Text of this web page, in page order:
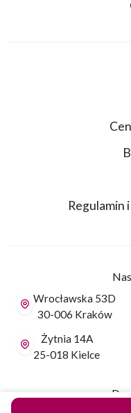
Regulamin
Wrocławska 53D
30-006 Kraków
Żytnia 14A
25-018 Kielce